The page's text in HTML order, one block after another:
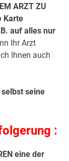
ARZT ZU
Karte
auf alles nur
Ihr Arzt
Ihnen auch
seine
:
eine der